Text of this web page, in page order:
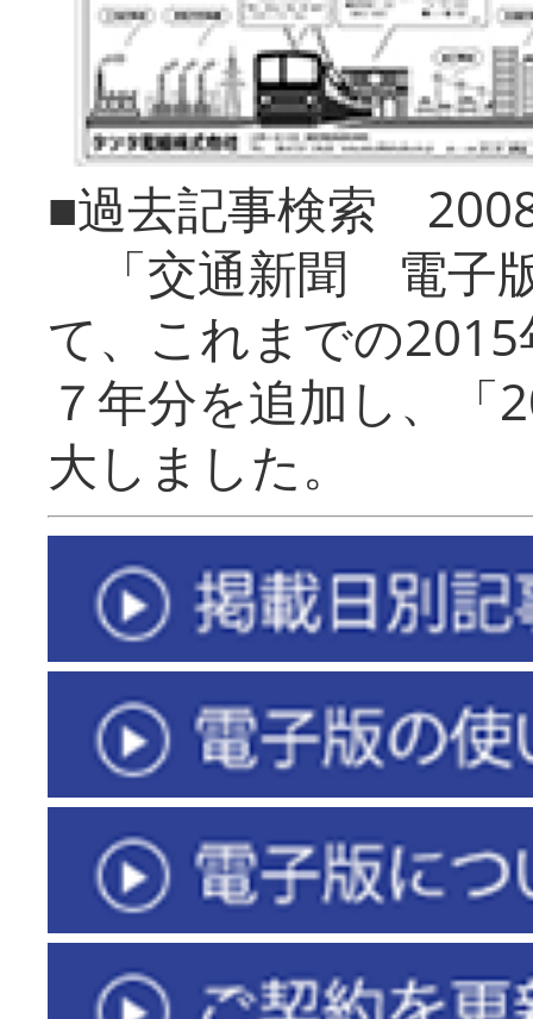
■過去記事検索
「交通新聞 電子
て、これまでの
７年分を追加し、「
大しまし